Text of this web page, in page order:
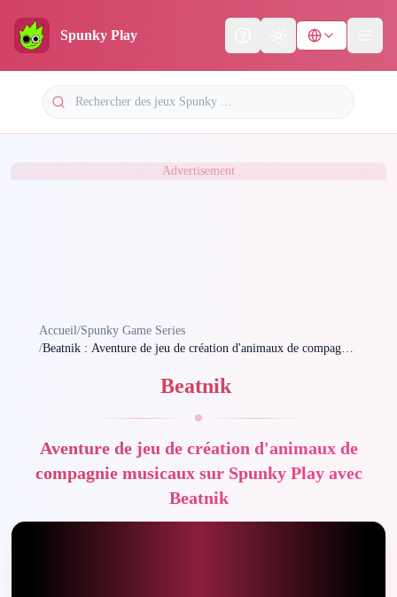
Spunky Play Theme
Advertisement
Accueil/Spunky Game Series
/Beatnik : Aventure de jeu de création d'animaux de compagnie
Beatnik
Aventure de jeu de création d'animaux de
compagnie musicaux sur Spunky Play avec
Beatnik